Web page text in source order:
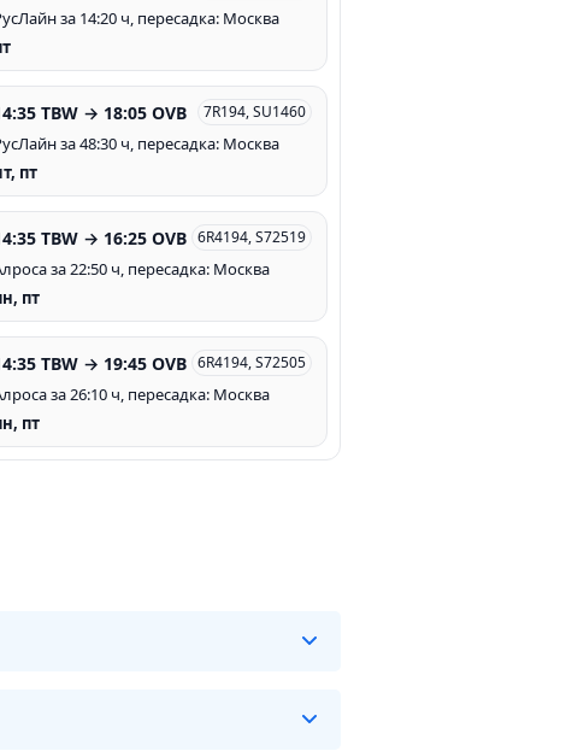
за 14:20 ч, пересадка: Москва
TBW → 18:05 OVB 7R194, SU1460
за 48:30 ч, пересадка: Москва
пт
TBW → 16:25 OVB 6R4194, S72519
за 22:50 ч, пересадка: Москва
пт
TBW → 19:45 OVB 6R4194, S72505
за 26:10 ч, пересадка: Москва
пт